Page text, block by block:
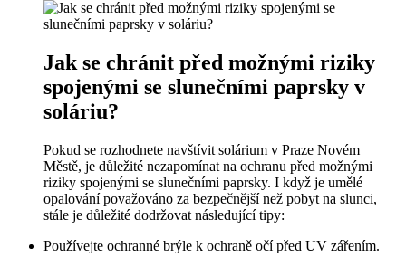
Jak ⁤se chránit před možnými riziky ​
spojenými‌ se ‍slunečními paprsky v
soláriu?
Pokud se‍ rozhodnete navštívit solárium ​v ⁣Praze Novém
Městě, je důležité nezapomínat na ochranu před možnými
riziky spojenými se⁢ slunečními‍ paprsky. I když je umělé
opalování považováno za bezpečnější než pobyt na slunci,
stále je důležité dodržovat následující tipy:
Používejte‌ ochranné brýle k ochraně očí před⁢ UV zářením.